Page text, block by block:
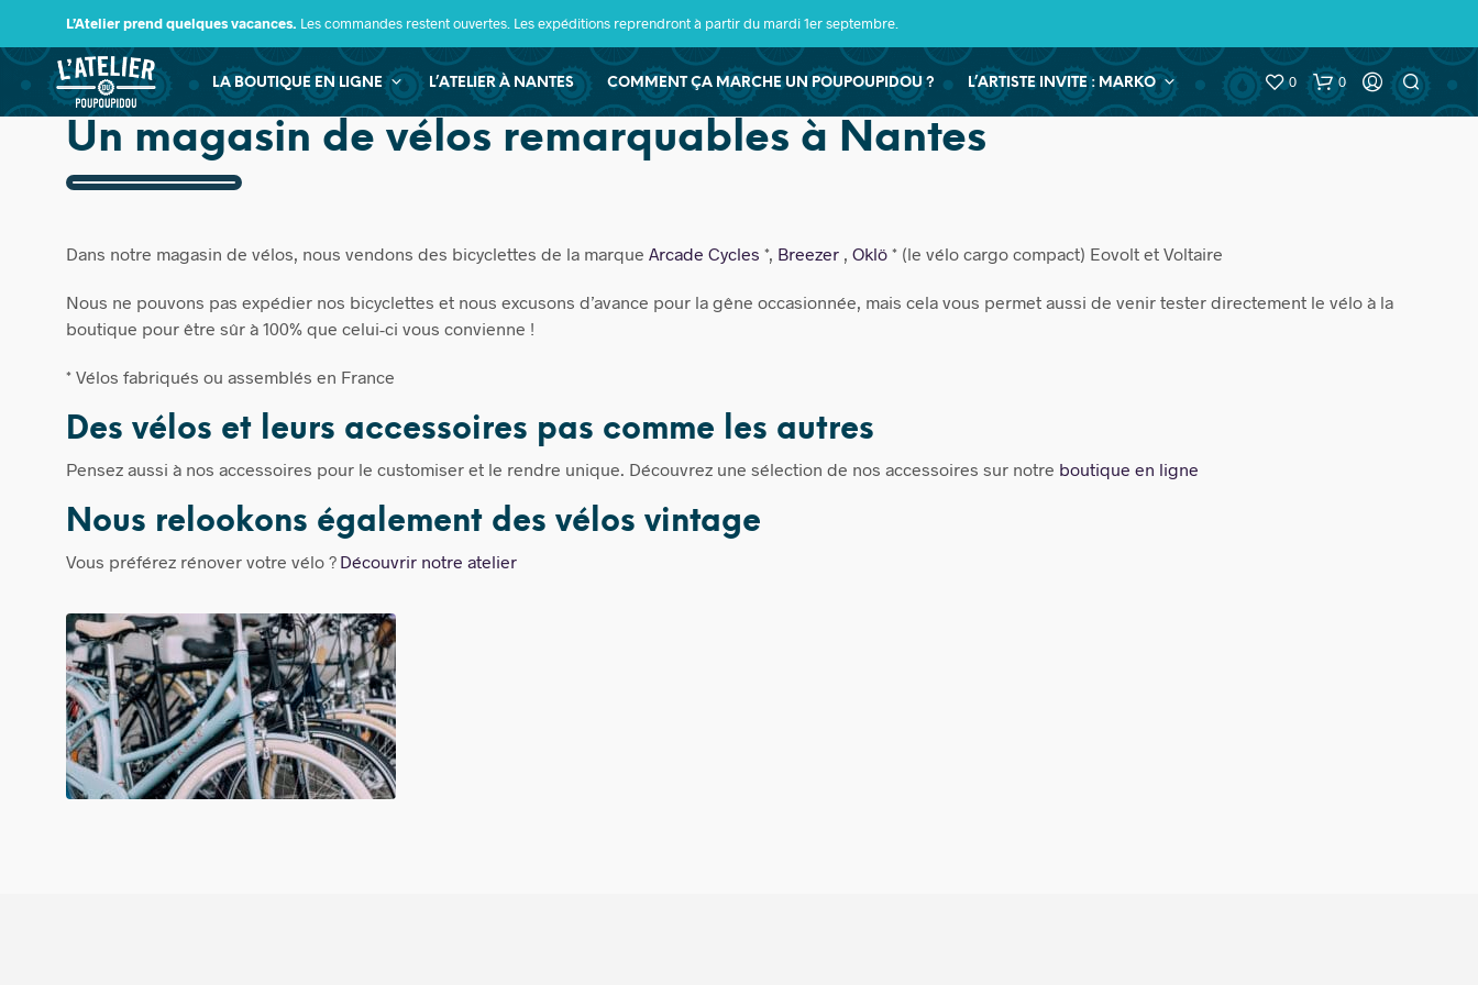
L’Atelier prend quelques vacances. Les commandes restent ouvertes. Les expéditions reprendront à partir du mardi 1er septembre.
LA BOUTIQUE EN LIGNE L’ATELIER À NANTES COMMENT ÇA MARCHE UN POUPOUPIDOU ? L’ARTISTE INVITE : MARKO 0 0
Un magasin de vélos remarquables à Nantes
Dans notre magasin de vélos, nous vendons des bicyclettes de la marque Arcade Cycles *, Breezer , Oklö * (le vélo cargo compact) Eovolt et Voltaire
Nous ne pouvons pas expédier nos bicyclettes et nous excusons d’avance pour la gêne occasionnée, mais cela vous permet aussi de venir tester directement le vélo à la
boutique pour être sûr à 100% que celui-ci vous convienne !
* Vélos fabriqués ou assemblés en France
Des vélos et leurs accessoires pas comme les autres
Pensez aussi à nos accessoires pour le customiser et le rendre unique. Découvrez une sélection de nos accessoires sur notre boutique en ligne
Nous relookons également des vélos vintage
Vous préférez rénover votre vélo ? Découvrir notre atelier